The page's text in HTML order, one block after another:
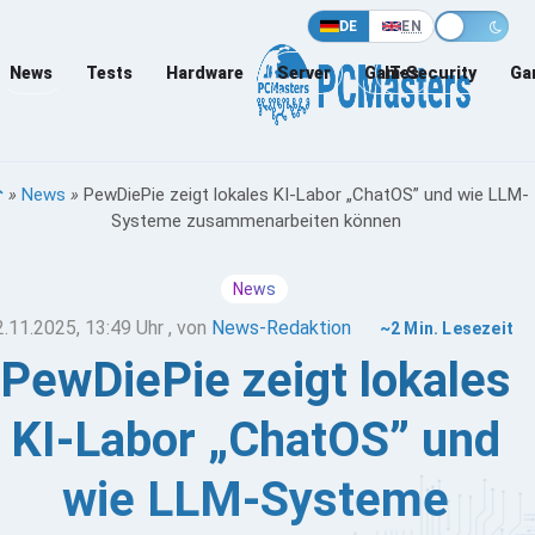
DE EN
News Tests Hardware Server Games
IT-Security
» News » PewDiePie zeigt lokales KI-Labor „ChatOS” und wie LLM-
Systeme zusammenarbeiten können
News
13:49 Uhr , von News-Redaktion ~2 Min. Lesezeit
PewDiePie zeigt lokales
KI-Labor „ChatOS” und
wie LLM-Systeme